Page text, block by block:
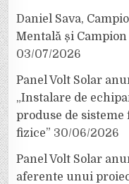
Daniel Sava,
Mentală și
03/07/2026
Panel Volt Solar
„Instalare de
produse de
fizice” 30/06/2026
Panel Volt Solar
aferente unui